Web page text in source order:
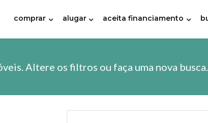
comprar alugar aceita financiamento
Altere os filtros ou faça uma nova busca.